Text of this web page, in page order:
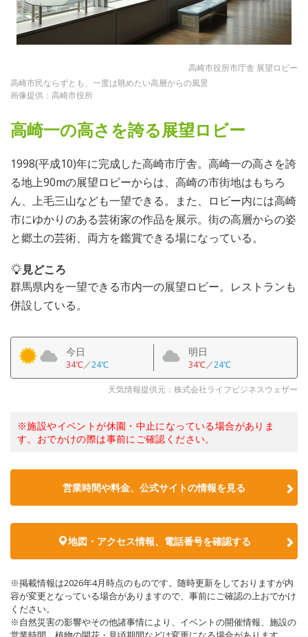
高崎市役所市庁舎 展望ロビー
高崎市民ならずとも、一度は眺めたい高層からの風景
画像提供：高崎市役所
高崎一の高さを誇る展望ロビー
1998(平成10)年に完成した高崎市庁舎。高崎一の高さを誇
る地上90mの展望ロビーからは、高崎の市街地はもちろ
ん、上毛三山なども一望できる。また、ロビー内には高崎
市にゆかりのある芸術家の作品を展示。街の高層からの姿
と郷土の芸術、両方を鑑賞できる場になっている。
見どころ
群馬県内を一望できる市内一の展望ロビー。レストランも
併設している。
今日
34℃／24℃
明日
34℃／24℃
天気情報提供元：株式会社ライフビジネスウェザー
※施設やイベントが休園・中止になっている場合がありま
す。おでかけの際は事前にご確認ください。
営業時間や料金、公式サイトの情報を見る
地図・アクセス情報、電話番号を確認する
※掲載情報は2026年4月時点のものです。随時更新をしておりますが内
容が変更となっている場合がありますので、事前にご確認の上おでかけ
ください。
※自然災害の影響やその他諸事情により、イベントの開催情報、施設の